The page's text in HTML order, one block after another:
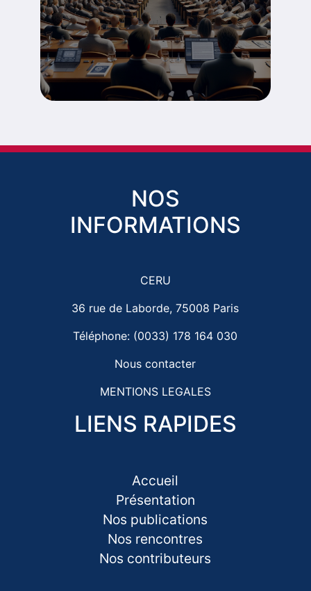
NOS
INFORMATIONS
CERU
36 rue de Laborde, 75008 Paris
Téléphone: (0033) 178 164 030
Nous contacter
MENTIONS LEGALES
LIENS RAPIDES
Accueil
Présentation
Nos publications
Nos rencontres
Nos contributeurs